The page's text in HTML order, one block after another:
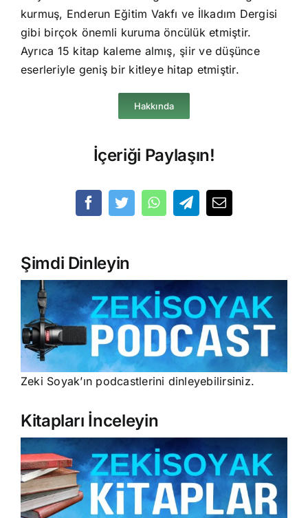
kurmuş, Enderun Eğitim Vakfı ve İlkadım Dergisi
gibi birçok önemli kuruma öncülük etmiştir.
Ayrıca 15 kitap kaleme almış, şiir ve düşünce
eserleriyle geniş bir kitleye hitap etmiştir.
Hakkında
İçeriği Paylaşın!
Şimdi Dinleyin
Zeki Soyak’ın podcastlerini dinleyebilirsiniz.
Kitapları İnceleyin